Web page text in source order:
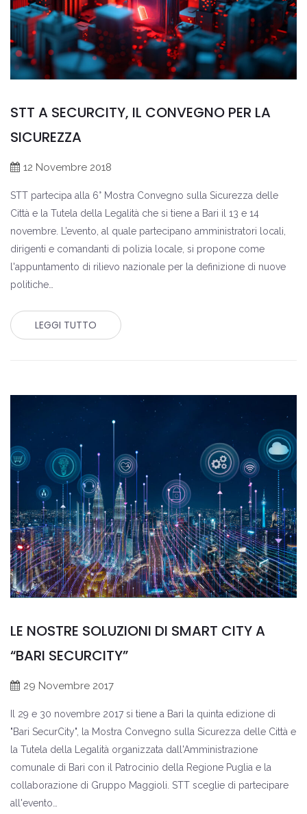
STT A SECURCITY, IL CONVEGNO PER LA
SICUREZZA
12 Novembre 2018
STT partecipa alla 6° Mostra Convegno sulla Sicurezza delle
Città e la Tutela della Legalità che si tiene a Bari il 13 e 14
novembre. L’evento, al quale partecipano amministratori locali,
dirigenti e comandanti di polizia locale, si propone come
l'appuntamento di rilievo nazionale per la definizione di nuove
politiche…
LEGGI TUTTO
LE NOSTRE SOLUZIONI DI SMART CITY A
“BARI SECURCITY”
29 Novembre 2017
Il 29 e 30 novembre 2017 si tiene a Bari la quinta edizione di
"Bari SecurCity", la Mostra Convegno sulla Sicurezza delle Città e
la Tutela della Legalità organizzata dall'Amministrazione
comunale di Bari con il Patrocinio della Regione Puglia e la
collaborazione di Gruppo Maggioli. STT sceglie di partecipare
all'evento…